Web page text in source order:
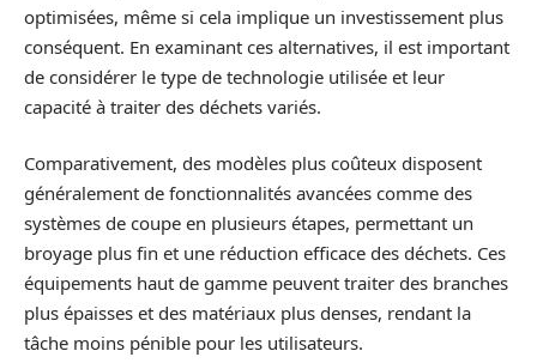
optimisées, même si cela implique un investissement plus
conséquent. En examinant ces alternatives, il est important
de considérer le type de technologie utilisée et leur
capacité à traiter des déchets variés.
Comparativement, des modèles plus coûteux disposent
généralement de fonctionnalités avancées comme des
systèmes de coupe en plusieurs étapes, permettant un
broyage plus fin et une réduction efficace des déchets. Ces
équipements haut de gamme peuvent traiter des branches
plus épaisses et des matériaux plus denses, rendant la
tâche moins pénible pour les utilisateurs.